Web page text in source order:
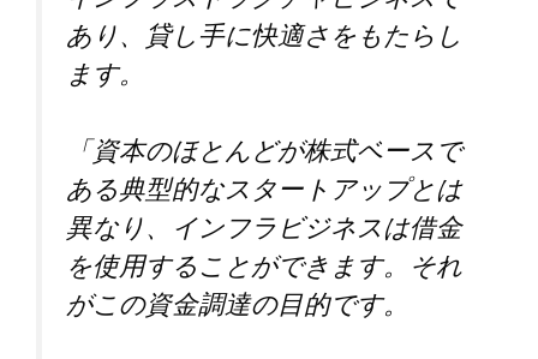
あり、貸し手に快適さをもたらし
ます。
「資本のほとんどが株式ベースで
ある典型的なスタートアップとは
異なり、インフラビジネスは借金
を使用することができます。それ
がこの資金調達の目的です。